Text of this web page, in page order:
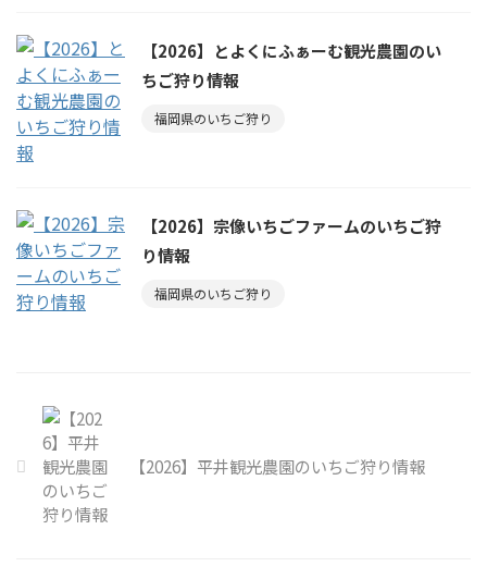
【2026】とよくにふぁーむ観光農園のい
ちご狩り情報
福岡県のいちご狩り
【2026】宗像いちごファームのいちご狩
り情報
福岡県のいちご狩り
【2026】平井観光農園のいちご狩り情報